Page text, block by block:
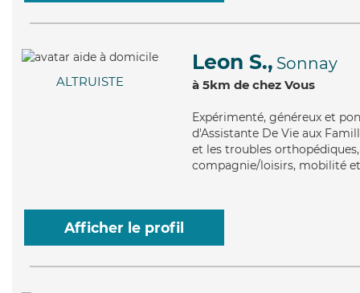
ALTRUISTE
Leon S., Sonnay
à 5km de chez Vous
Expérimenté, généreux et
d'Assistante De Vie aux
et les troubles
compagnie/loisirs, mobilité
Afficher le profil